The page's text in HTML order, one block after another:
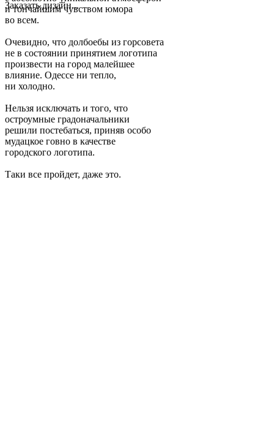
и тончайшим чувством юмора
во всем.
Очевидно, что долбоебы из горсовета
не в состоянии принятием логотипа
произвести на город малейшее
влияние. Одессе ни тепло,
ни холодно.
Нельзя исключать и того, что
остроумные градоначальники
решили постебаться, приняв особо
мудацкое говно в качестве
городского логотипа.
Таки все пройдет, даже это.
Заказать дизайн...